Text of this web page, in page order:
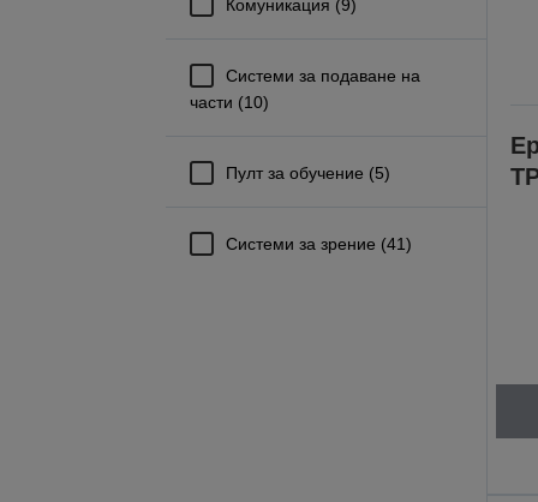
Комуникация (9)
Системи за подаване на
части (10)
Пулт за обучение (5)
Системи за зрение (41)